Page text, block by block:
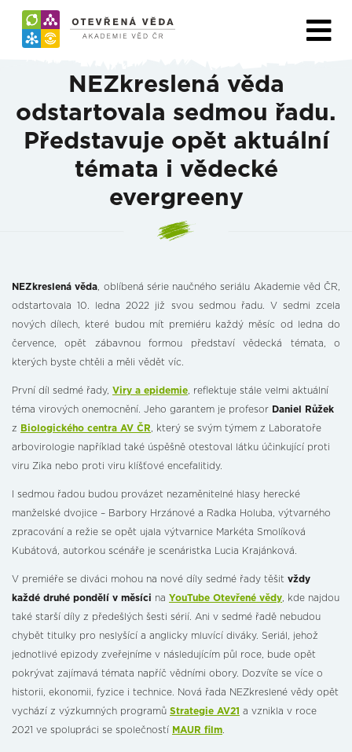
NEZkreslená věda
odstartovala sedmou řadu.
Představuje opět aktuální
témata i vědecké
evergreeny
NEZkreslená věda , oblíbená série naučného seriálu Akademie věd ČR,
odstartovala 10. ledna 2022 již svou sedmou řadu. V sedmi zcela
nových dílech, které budou mít premiéru každý měsíc od ledna do
července, opět zábavnou formou představí vědecká témata, o
kterých byste chtěli a měli vědět víc.
První díl sedmé řady, Viry a epidemie , reflektuje stále velmi aktuální
téma virových onemocnění. Jeho garantem je profesor Daniel Růžek
z Biologického centra AV ČR , který se svým týmem z Laboratoře
arbovirologie například také úspěšně otestoval látku účinkující proti
viru Zika nebo proti viru klíšťové encefalitidy.
I sedmou řadou budou provázet nezaměnitelné hlasy herecké
manželské dvojice – Barbory Hrzánové a Radka Holuba, výtvarného
zpracování a režie se opět ujala výtvarnice Markéta Smolíková
Kubátová, autorkou scénáře je scenáristka Lucia Krajánková.
V premiéře se diváci mohou na nové díly sedmé řady těšit vždy
každé druhé pondělí v měsíci na YouTube Otevřené vědy , kde najdou
také starší díly z předešlých šesti sérií. Ani v sedmé řadě nebudou
chybět titulky pro neslyšící a anglicky mluvící diváky. Seriál, jehož
jednotlivé epizody zveřejníme v následujícím půl roce, bude opět
pokrývat zajímavá témata napříč vědními obory. Dozvíte se více o
historii, ekonomii, fyzice i technice. Nová řada NEZkreslené vědy opět
vychází z výzkumných programů Strategie AV21 a vznikla v roce
2021 ve spolupráci se společností MAUR film